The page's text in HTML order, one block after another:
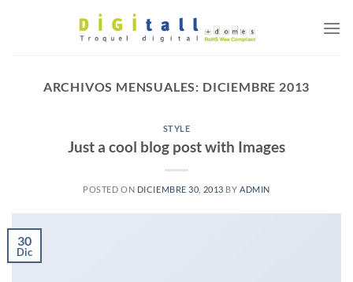
ARCHIVOS MENSUALES: DICIEMBRE 2013
STYLE
Just a cool blog post with Images
POSTED ON DICIEMBRE 30, 2013 BY ADMIN
30
Dic